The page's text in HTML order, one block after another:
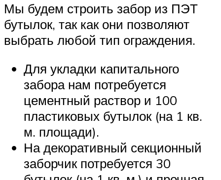
Мы будем строить забор из ПЭТ
бутылок, так как они позволяют
выбрать любой тип ограждения.
Для укладки капитального
забора нам потребуется
цементный раствор и 100
пластиковых бутылок (на 1 кв.
м. площади).
На декоративный секционный
заборчик потребуется 30